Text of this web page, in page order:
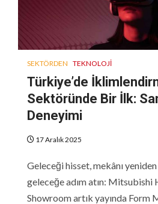
SEKTÖRDEN TEKNOLOJI
Türkiye’de
Sektöründe Bir İlk:
Deneyimi
17 Aralık 2025
Geleceği hisset, mekânı
geleceğe adım atın: Mitsubishi
Showroom artık yayında Form